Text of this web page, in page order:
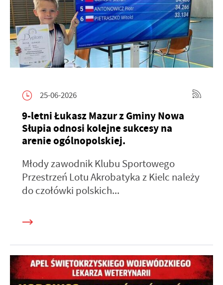
25-06-2026
9-letni Łukasz Mazur z Gminy Nowa
Słupia odnosi kolejne sukcesy na
arenie ogólnopolskiej.
Młody zawodnik Klubu Sportowego
Przestrzeń Lotu Akrobatyka z Kielc należy
do czołówki polskich...